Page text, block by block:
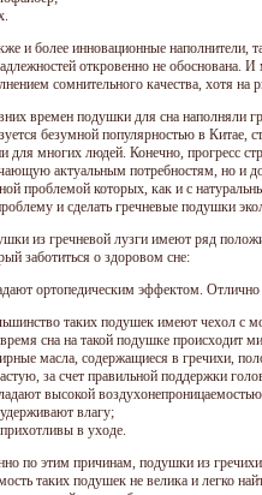
и более инновационные наполнители,
откровенно не обоснована.
сомнительного качества, хотя
времен подушки для сна наполняли
безумной популярностью в Китае,
для многих людей. Конечно, прогресс
актуальным потребностям, но и
проблемой которых, как и с
и сделать гречневые подушки
из гречневой лузги имеют ряд
заботиться о здоровом сне:
ортопедическим эффектом.
таких подушек имеют чехол с
сна на такой подушке происходит
масла, содержащиеся в гречихи,
за счет правильной поддержки
высокой
влагу;
в уходе.
по этим причинам, подушки из
таких подушек не велика и легко